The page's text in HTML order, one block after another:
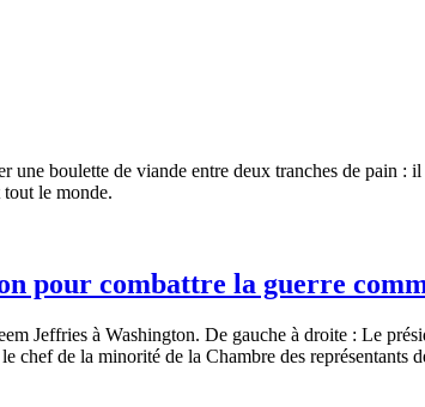
boulette de viande entre deux tranches de pain : il
tout le monde.
pour combattre la guerre